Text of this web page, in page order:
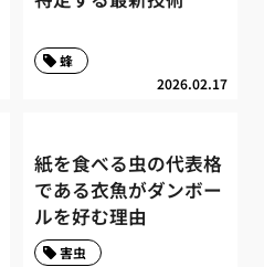
2026.02.17
蜂
紙を食べる虫の代表格
である衣魚がダンボー
ルを好む理由
害虫